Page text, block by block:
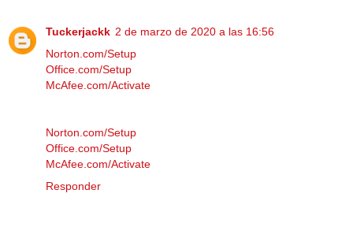
Tuckerjackk 2 de marzo de 2020 a las 16:56
Norton.com/Setup
Office.com/Setup
McAfee.com/Activate
Norton.com/Setup
Office.com/Setup
McAfee.com/Activate
Responder